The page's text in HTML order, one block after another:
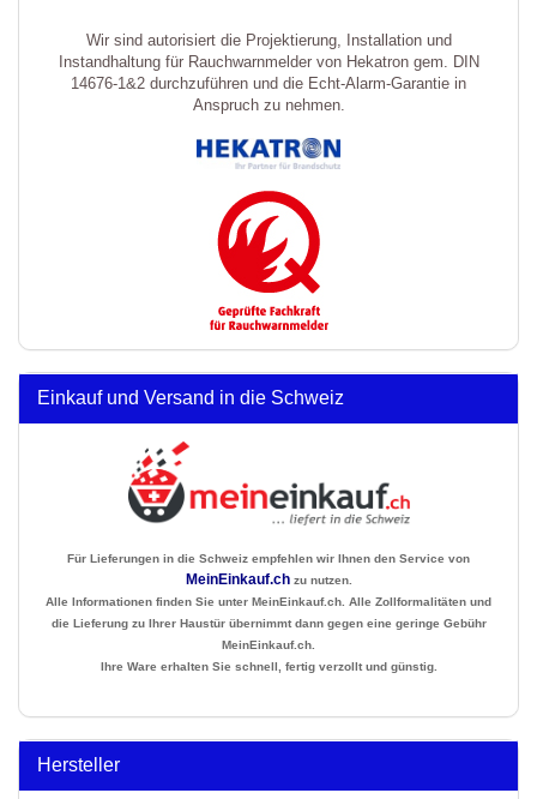
Wir sind autorisiert die Projektierung, Installation und
Instandhaltung für Rauchwarnmelder von Hekatron gem. DIN
14676-1&2 durchzuführen und die Echt-Alarm-Garantie in
Anspruch zu nehmen.
Einkauf und Versand in die Schweiz
Für Lieferungen in die Schweiz empfehlen wir Ihnen den Service von
MeinEinkauf.chzu nutzen.
Alle Informationen finden Sie unter MeinEinkauf.ch. Alle Zollformalitäten und
die Lieferung zu Ihrer Haustür übernimmt dann gegen eine geringe Gebühr
MeinEinkauf.ch.
Ihre Ware erhalten Sie schnell, fertig verzollt und günstig.
Hersteller